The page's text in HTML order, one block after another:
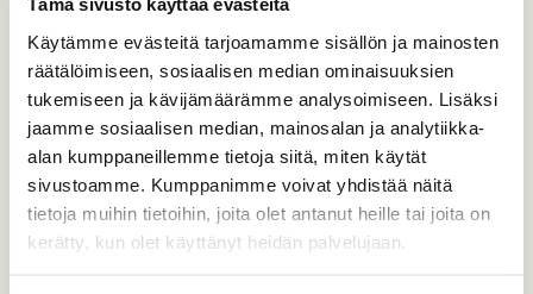
Käytämme evästeitä tarjoamamme sisällön ja mainosten
räätälöimiseen, sosiaalisen median ominaisuuksien
tukemiseen ja kävijämäärämme analysoimiseen. Lisäksi
jaamme sosiaalisen median, mainosalan ja analytiikka-
alan kumppaneillemme tietoja siitä, miten käytät
sivustoamme. Kumppanimme voivat yhdistää näitä
tietoja muihin tietoihin, joita olet antanut heille tai joita on
kerätty, kun olet käyttänyt heidän palvelujaan.